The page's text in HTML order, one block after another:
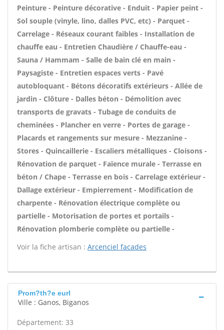
Peinture - Peinture décorative - Enduit - Papier peint -
Sol souple (vinyle, lino, dalles PVC, etc) - Parquet -
Carrelage - Réseaux courant faibles - Installation de
chauffe eau - Entretien Chaudière / Chauffe-eau -
Sauna / Hammam - Salle de bain clé en main -
Paysagiste - Entretien espaces verts - Pavé
autobloquant - Bétons décoratifs extérieurs - Allée de
jardin - Clôture - Dalles béton - Démolition avec
transports de gravats - Tubage de conduits de
cheminées - Plancher en verre - Portes de garage -
Placards et rangements sur mesure - Mezzanine -
Stores - Quincaillerie - Escaliers métalliques - Cloisons -
Rénovation de parquet - Faïence murale - Terrasse en
béton / Chape - Terrasse en bois - Carrelage extérieur -
Dallage extérieur - Empierrement - Modification de
charpente - Rénovation électrique complète ou
partielle - Motorisation de portes et portails -
Rénovation plomberie complète ou partielle -
Voir la fiche artisan : Arcenciel facades
Prom?th?e eurl
Ville : Ganos, Biganos
Département: 33